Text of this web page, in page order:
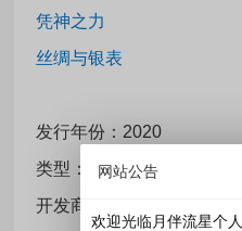
凭神之力
丝绸与银表
发行年份：2020
类型：策略
开发商：Paradox
网站公告
欢迎光临月伴流星个